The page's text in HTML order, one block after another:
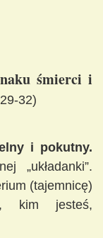
śmierci i
32)
i pokutny.
„układanki”.
(tajemnicę)
kim jesteś,